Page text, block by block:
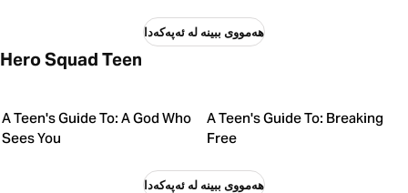
هەمووی ببینە لە ئەپەکەدا
Hero Squad Teen
A Teen's Guide To: A God Who
Sees You
A Teen's Guide To: Breaking
Free
هەمووی ببینە لە ئەپەکەدا